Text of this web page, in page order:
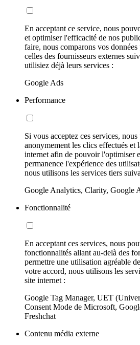
En acceptant ce service, nous
et optimiser l'efficacité de nos
faire, nous comparons vos
celles des fournisseurs externes
utilisiez déjà leurs services :
Google Ads
Performance
Si vous acceptez ces services,
anonymement les clics effectués et
internet afin de pouvoir l'optimiser
permanence l'expérience des
nous utilisons les services tiers
Google Analytics, Clarity, Google
Fonctionnalité
En acceptant ces services, nous
fonctionnalités allant au-delà des
permettre une utilisation agréable
votre accord, nous utilisons les
site internet :
Google Tag Manager, UET
Consent Mode de Microsoft,
Freshchat
Contenu média externe